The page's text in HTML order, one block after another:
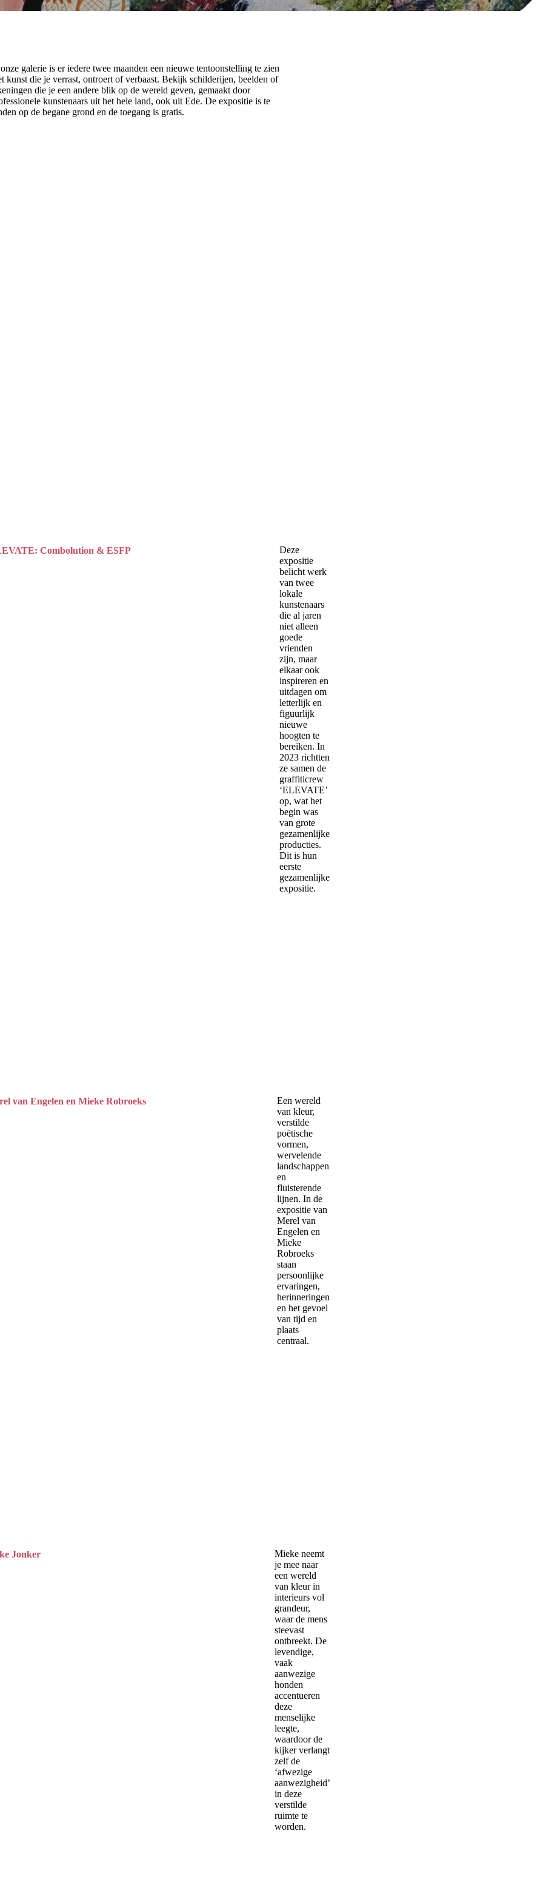
galerie is er iedere twee maanden een nieuwe tentoonstelling te zien
kunst die je verrast, ontroert of verbaast. Bekijk schilderijen, beelden of
die je een andere blik op de wereld geven, gemaakt door
kunstenaars uit het hele land, ook uit Ede. De expositie is te
op de begane grond en de toegang is gratis.
Combolution & ESFP
Deze
expositie
belicht werk
van twee
lokale
kunstenaars
die al jaren
niet alleen
goede
vrienden
zijn, maar
elkaar ook
inspireren en
uitdagen om
letterlijk en
figuurlijk
nieuwe
hoogten te
bereiken. In
2023 richtten
ze samen de
graffiticrew
‘ELEVATE’
op, wat het
begin was
van grote
gezamenlijke
producties.
Dit is hun
eerste
gezamenlijke
expositie.
van Engelen en Mieke Robroeks
Een wereld
van kleur,
verstilde
poëtische
vormen,
wervelende
landschappen
en
fluisterende
lijnen. In de
expositie van
Merel van
Engelen en
Mieke
Robroeks
staan
persoonlijke
ervaringen,
herinneringen
en het gevoel
van tijd en
plaats
centraal.
Jonker
Mieke neemt
je mee naar
een wereld
van kleur in
interieurs vol
grandeur,
waar de mens
steevast
ontbreekt. De
levendige,
vaak
aanwezige
honden
accentueren
deze
menselijke
leegte,
waardoor de
kijker verlangt
zelf de
‘afwezige
aanwezigheid’
in deze
verstilde
ruimte te
worden.